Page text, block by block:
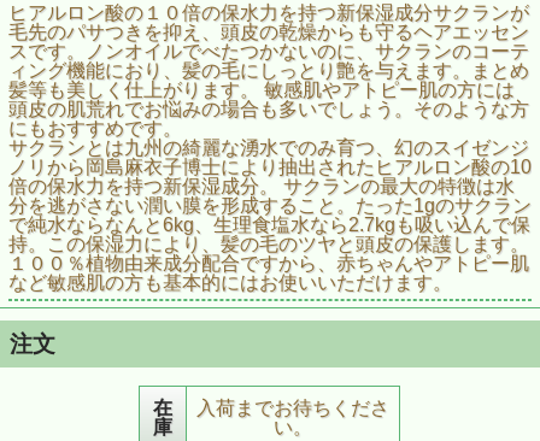
ヒアルロン酸の１０倍の保水力を持つ新保湿成分サクランが
毛先のパサつきを抑え、頭皮の乾燥からも守るヘアエッセン
スです。ノンオイルでべたつかないのに、サクランのコーテ
ィング機能におり、髪の毛にしっとり艶を与えます。まとめ
髪等も美しく仕上がります。 敏感肌やアトピー肌の方には
頭皮の肌荒れでお悩みの場合も多いでしょう。そのような方
にもおすすめです。
サクランとは九州の綺麗な湧水でのみ育つ、幻のスイゼンジ
ノリから岡島麻衣子博士により抽出されたヒアルロン酸の10
倍の保水力を持つ新保湿成分。 サクランの最大の特徴は水
分を逃がさない潤い膜を形成すること。たった1gのサクラン
で純水ならなんと6kg、生理食塩水なら2.7kgも吸い込んで保
持。この保湿力により、髪の毛のツヤと頭皮の保護します。
１００％植物由来成分配合ですから、赤ちゃんやアトピー肌
など敏感肌の方も基本的にはお使いいただけます。
注文
在
庫
入荷までお待ちくださ
い。